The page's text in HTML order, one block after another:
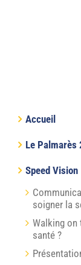
Accueil
Le Palmarès
Speed Vision
soigner la
Walking on
santé ?